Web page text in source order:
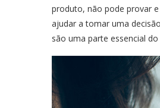
produto, não pode provar
ajudar a tomar uma
são uma parte essencial